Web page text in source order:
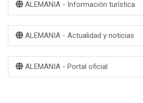
ALEMANIA - Información turística
ALEMANIA - Actualidad y noticias
ALEMANIA - Portal oficial